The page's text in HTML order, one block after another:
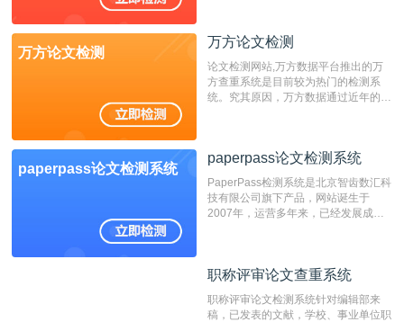
万方论文检测
万方论文检测
论文检测网站,万方数据平台推出的万
方查重系统是目前较为热门的检测系
统。究其原因，万方数据通过近年的发
非。其次，相对于知网而言，万方检测
重的推荐系统。
paperpass论文检测系统
paperpass论文检测系统
PaperPass检测系统是北京智齿数汇科
技有限公司旗下产品，网站诞生于
2007年，运营多年来，已经发展成为
检测速度快、精度高，市场反映良好。
职称评审论文查重系统
职称评审论文检测系统针对编辑部来
稿，已发表的文献，学校、事业单位职